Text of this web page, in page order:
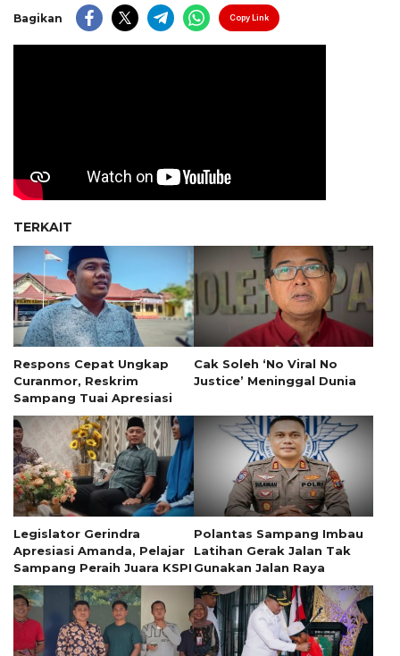
Bagikan Copy Link
TERKAIT
Respons Cepat Ungkap
Curanmor, Reskrim
Sampang Tuai Apresiasi
Cak Soleh ‘No Viral No
Justice’ Meninggal Dunia
Legislator Gerindra
Apresiasi Amanda, Pelajar
Sampang Peraih Juara KSPI
Polantas Sampang Imbau
Latihan Gerak Jalan Tak
Gunakan Jalan Raya